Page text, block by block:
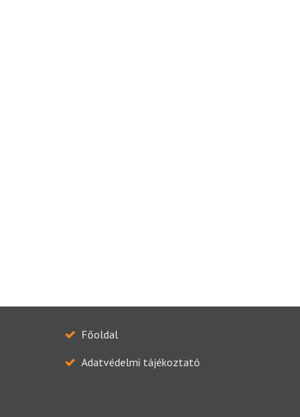
Főoldal
Adatvédelmi tájékoztató